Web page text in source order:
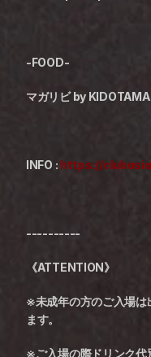
-FOOD-
マガリビ by KIDOTAMA
INFO : https://
----------
《ATTENTION》
※未成年の方のご入場は
ます。
※ご入場の際ドリンク代